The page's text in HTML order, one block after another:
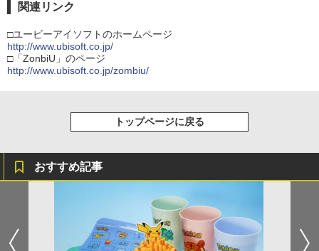
関連リンク
□ユービーアイソフトのホームページ
http://www.ubisoft.co.jp/
□「ZonbiU」のページ
http://www.ubisoft.co.jp/zombiu/
トップページに戻る
おすすめ記事